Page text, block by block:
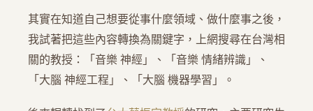
其實在知道自己想要從事什麼領域、做什麼事之後，
我試著把這些內容轉換為關鍵字，上網搜尋在台灣相
關的教授：「音樂 神經」、「音樂 情緒辨識」、
「大腦 神經工程」、「大腦 機器學習」。